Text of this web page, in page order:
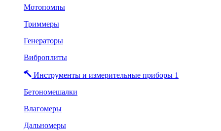
Мотопомпы
Триммеры
Генераторы
Виброплиты
Инструменты и измерительные приборы 1
Бетономешалки
Влагомеры
Дальномеры